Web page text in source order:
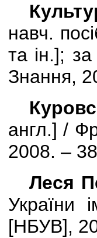
навч.
та ін.];
Знання,
англ.] /
2008. –
Леся
України
[НБУВ],